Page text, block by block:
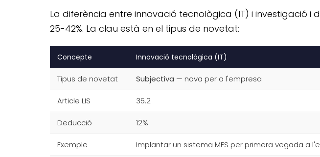
La diferència entre innovació tecnològica (IT) i investigació i
25-42%. La clau està en el tipus de novetat:
Concepte Innovació tecnològica (IT)
Tipus de novetat Subjectiva — nova per a l'empresa
Article LIS 35.2
Deducció 12%
Exemple Implantar un sistema MES per primera vegada a